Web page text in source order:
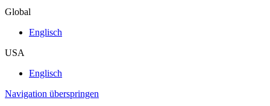
Global
Englisch
USA
Englisch
Navigation überspringen